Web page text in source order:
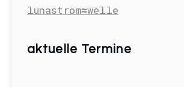
lunastrom≈welle
aktuelle Termine